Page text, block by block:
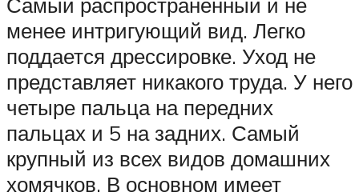
менее интригующий вид. Легко
поддается дрессировке. Уход не
представляет никакого труда. У него
четыре пальца на передних
пальцах и 5 на задних. Самый
крупный из всех видов домашних
хомячков. В основном имеет